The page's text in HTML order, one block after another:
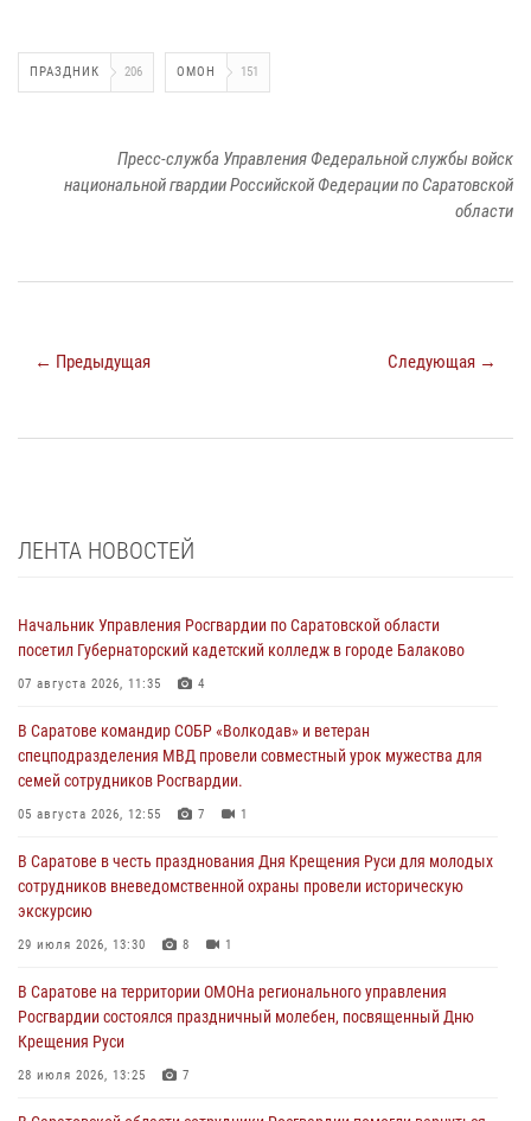
ПРАЗДНИК 206 ОМОН 151
Пресс-служба Управления Федеральной службы войск
национальной гвардии Российской Федерации по Саратовской
области
← Предыдущая Следующая →
ЛЕНТА НОВОСТЕЙ
Начальник Управления Росгвардии по Саратовской области
посетил Губернаторский кадетский колледж в городе Балаково
07 августа 2026, 11:35 4
В Саратове командир СОБР «Волкодав» и ветеран
спецподразделения МВД провели совместный урок мужества для
семей сотрудников Росгвардии.
05 августа 2026, 12:55 7 1
В Саратове в честь празднования Дня Крещения Руси для молодых
сотрудников вневедомственной охраны провели историческую
экскурсию
29 июля 2026, 13:30 8 1
В Саратове на территории ОМОНа регионального управления
Росгвардии состоялся праздничный молебен, посвященный Дню
Крещения Руси
28 июля 2026, 13:25 7